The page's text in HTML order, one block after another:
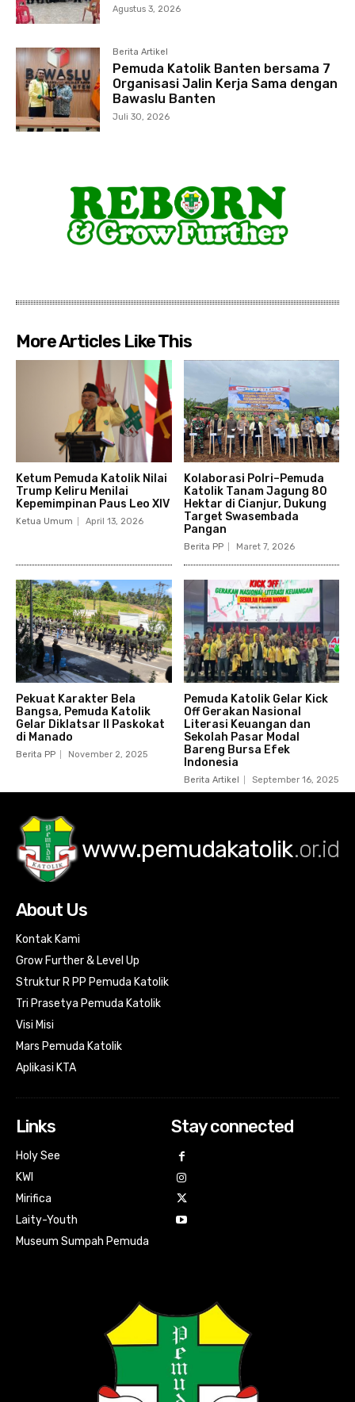
Agustus 3, 2026
Berita Artikel
Pemuda Katolik Banten bersama 7
Organisasi Jalin Kerja Sama dengan
Bawaslu Banten
Juli 30, 2026
More Articles Like This
Ketum Pemuda Katolik Nilai
Trump Keliru Menilai
Kepemimpinan Paus Leo XIV
Ketua Umum April 13, 2026
Kolaborasi Polri–Pemuda
Katolik Tanam Jagung 80
Hektar di Cianjur, Dukung
Target Swasembada
Pangan
Berita PP Maret 7, 2026
Pekuat Karakter Bela
Bangsa, Pemuda Katolik
Gelar Diklatsar II Paskokat
di Manado
Berita PP November 2, 2025
Pemuda Katolik Gelar Kick
Off Gerakan Nasional
Literasi Keuangan dan
Sekolah Pasar Modal
Bareng Bursa Efek
Indonesia
Berita Artikel September 16, 2025
www.pemudakatolik.or.id
About Us
Kontak Kami
Grow Further & Level Up
Struktur R PP Pemuda Katolik
Tri Prasetya Pemuda Katolik
Visi Misi
Mars Pemuda Katolik
Aplikasi KTA
Links
Holy See
KWI
Mirifica
Laity-Youth
Museum Sumpah Pemuda
Stay connected